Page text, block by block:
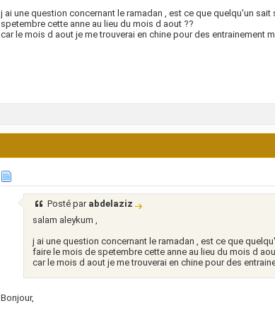
j ai une question concernant le ramadan , est ce que quelqu'un
spetembre cette anne au lieu du mois d aout ??
car le mois d aout je me trouverai en chine pour des entrainement
Posté par abdelaziz
salam aleykum ,
j ai une question concernant le ramadan , est ce que
faire le mois de spetembre cette anne au lieu du mois d
car le mois d aout je me trouverai en chine pour des
Bonjour,